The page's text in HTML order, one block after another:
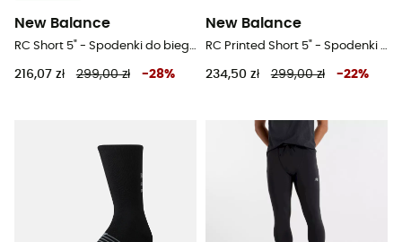
New Balance
216,07 zł 299,00 zł -28%
New Balance
234,50 zł 299,00 zł -22%